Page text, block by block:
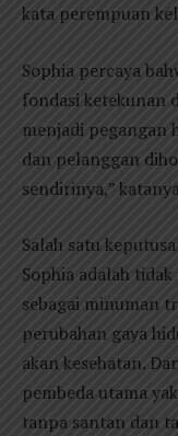
kata perempuan
Sophia percaya
fondasi ketekunan
menjadi pegangan
dan pelanggan
sendirinya,”
Salah satu
Sophia adalah
sebagai minuman
perubahan gaya
akan kesehatan.
pembeda utama
tanpa santan dan